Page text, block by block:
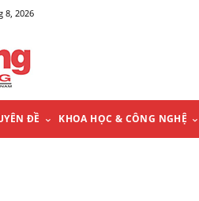
8, 2026
ĐỀ KHOA HỌC & CÔNG NGHỆ